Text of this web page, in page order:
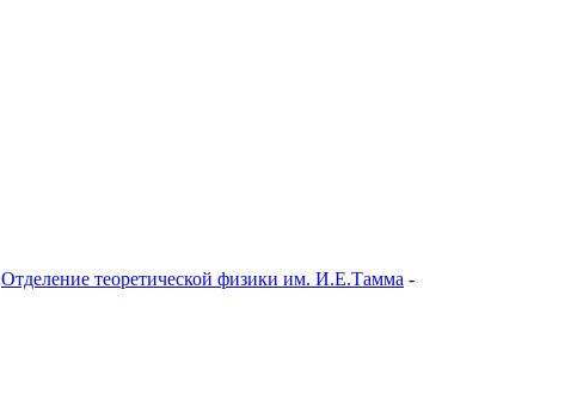
Отделение теоретической физики им. И.Е.Тамма -